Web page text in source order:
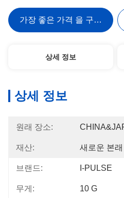
가장 좋은 가격 을 구하라
상세 정보
상세 정보
원래 장소:
재산: 새로운 본
브랜드: I-PULSE
무게: 10 G